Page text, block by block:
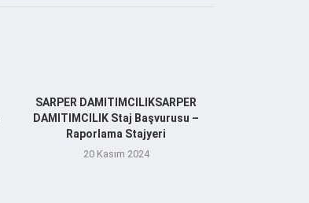
SARPER DAMITIMCILIKSARPER
DAMITIMCILIK Staj Başvurusu –
Raporlama Stajyeri
20 Kasım 2024